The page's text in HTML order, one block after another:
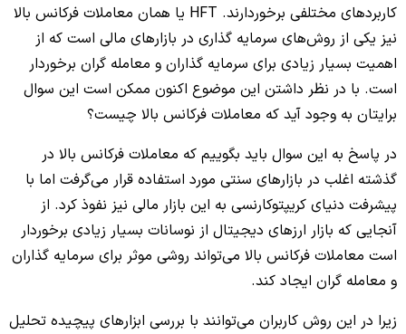
کاربردهای مختلفی برخوردارند. HFT یا همان معاملات فرکانس بالا
نیز یکی از روش‌های سرمایه گذاری در بازارهای مالی است که از
اهمیت بسیار زیادی برای سرمایه گذاران و معامله گران برخوردار
است. با در نظر داشتن این موضوع اکنون ممکن است این سوال
برایتان به وجود آید که معاملات فرکانس بالا چیست؟
در پاسخ به این سوال باید بگوییم که معاملات فرکانس بالا در
گذشته اغلب در بازارهای سنتی مورد استفاده قرار می‌گرفت اما با
پیشرفت دنیای کریپتوکارنسی به این بازار مالی نیز نفوذ کرد. از
آنجایی که بازار ارزهای دیجیتال از نوسانات بسیار زیادی برخوردار
است معاملات فرکانس بالا می‌تواند روشی موثر برای سرمایه گذاران
و معامله گران ایجاد کند.
زیرا در این روش کاربران می‌توانند با بررسی ابزارهای پیچیده تحلیل